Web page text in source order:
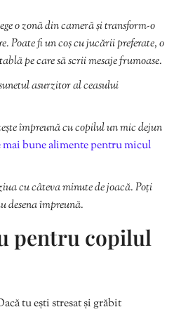
o zonă din cameră și transform-o
Poate fi un coș cu jucării preferate, o
pe care să scrii mesaje frumoase.
asurzitor al ceasului
împreună cu copilul un mic dejun
mai bune alimente pentru micul
cu câteva minute de joacă. Poți
desena împreună.
pentru copilul
tu ești stresat și grăbit